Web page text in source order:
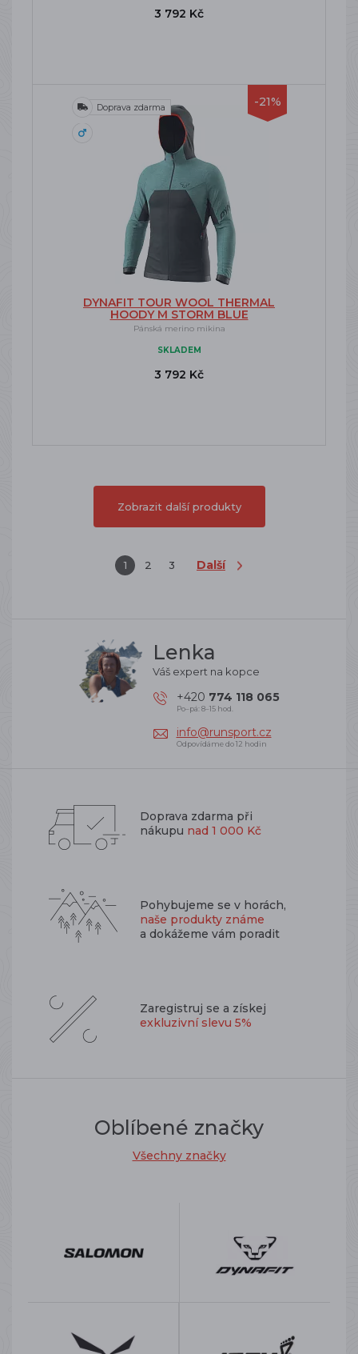
3 792 Kč
-21%
Doprava zdarma
DYNAFIT TOUR WOOL THERMAL
HOODY M STORM BLUE
Pánská merino mikina
SKLADEM
3 792 Kč
Zobrazit další produkty
1 2 3 Další
Lenka
Váš expert na kopce
+420 774 118 065
Po–pá: 8–15 hod.
info@runsport.cz
Odpovídáme do 12 hodin
Doprava zdarma při
nákupu nad 1 000 Kč
Pohybujeme se v horách,
naše produkty známe
a dokážeme vám poradit
Zaregistruj se a získej
exkluzivní slevu 5%
Oblíbené značky
Všechny značky